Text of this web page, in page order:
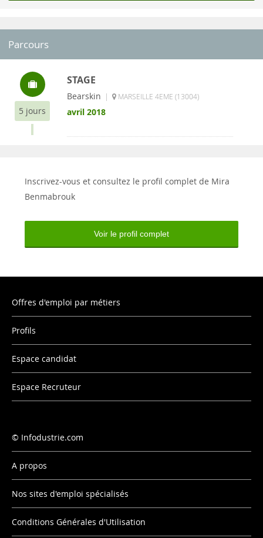
Parcours
5 jours
STAGE
Bearskin | MARSEILLE 4EME (13004)
avril 2018
Inscrivez-vous et consultez le profil complet de Mira
Benmabrouk
Voir le profil complet
Offres d'emploi par métiers
Profils
Espace candidat
Espace Recruteur
Infodustrie.com
A propos
Nos sites d'emploi spécialisés
Conditions Générales d'Utilisation